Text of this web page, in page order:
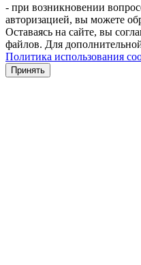
- при возникновении
авторизацией, вы можете
Оставаясь на сайте, вы
файлов. Для
Политика использования
Принять